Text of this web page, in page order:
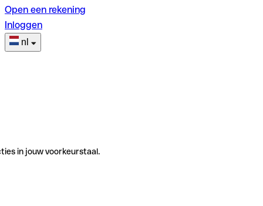
Open een rekening
Inloggen
nl
in jouw voorkeurstaal.